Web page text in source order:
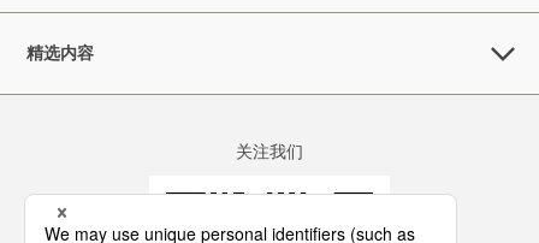
精选内容
关注我们